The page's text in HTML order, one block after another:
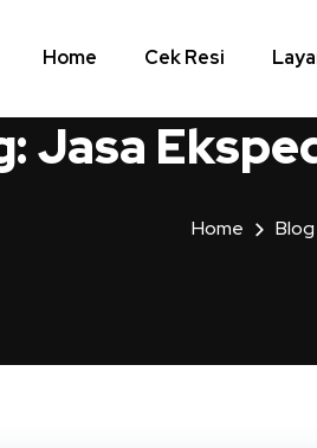
Home Cek Resi
Jasa
Home Blog